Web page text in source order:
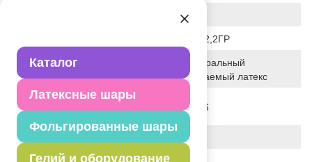
Каталог
Латексные шары
Фольгированные шары
Гелий и оборудование
КРУГЛЫЙ
10"/25СМ 2,2ГР
Исходный материал
100% натуральный
биоразлагаемый латекс
Дата последнего
изменения элемента
05-07-2026
2.200 г